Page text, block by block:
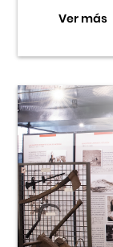
Ver más